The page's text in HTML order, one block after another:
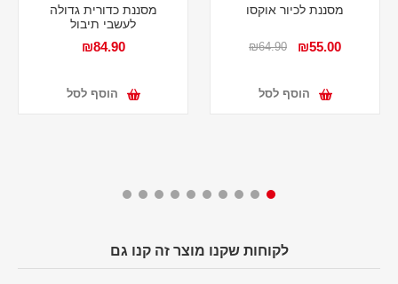
מסננת לכיור אוקסו
₪55.00
₪64.90
הוסף לסל
מסננת כדורית גדולה
לעשבי תיבול
₪84.90
הוסף לסל
לקוחות שקנו מוצר זה קנו גם